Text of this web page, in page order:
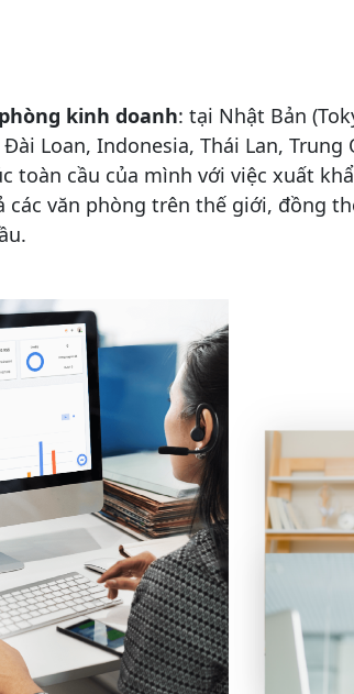
kinh doanh: tại Nhật Bản
Loan, Indonesia, Thái Lan, Trung
toàn cầu của mình với việc xuất
văn phòng trên thế giới, đồng